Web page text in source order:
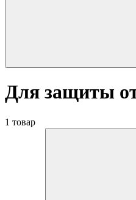
Для защиты
1 товар